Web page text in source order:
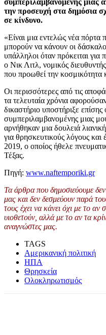
συμπεριλαμβανομένης μιας
την προσευχή στα δημόσια
σε κίνδυνο.
«Είναι μια εντελώς νέα πόρτα
μπορούν να κάνουν οι
υπάλληλοι όταν πρόκειται
ο Νικ Λιτλ, νομικός
που προωθεί την κοσμικότητα
Οι περισσότερες από τις
τα τελευταία χρόνια
δικαστήριο υποστήριξε
συμπεριλαμβανομένης μιας
αρνήθηκαν μια δουλειά
για θρησκευτικούς λόγους και
2019, ο οποίος ήθελε
Τέξας.
Πηγή: www.naftemporiki.gr
Τα άρθρα που δημοσιεύουμε
μας και δεν δεσμεύουν παρά
τους έχει να κάνει όχι με το
υιοθετούν, αλλά με το αν τα
αναγνώστες μας.
TAGS
Αμερικανική πολιτική
ΗΠΑ
Θρησκεία
Ολοκληρωτισμός